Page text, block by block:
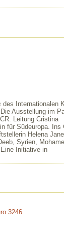
des Internationalen
Ausstellung im
Leitung Cristina
für Südeuropa. Ins
Helena
Syrien,
Initiative in
3246